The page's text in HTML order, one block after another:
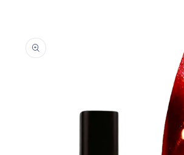
informazioni
sul prodotto